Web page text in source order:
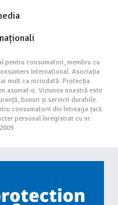
pentru consumatori, membru cu
International. Asociația
mult ca niciodată. Protecția
asumat-o. Viziunea noastră este
bunuri și servicii durabile.
consumatorii din întreaga țară.
personal înregistrat cu nr.